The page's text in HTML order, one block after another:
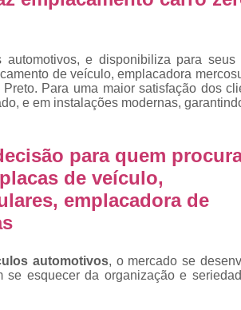
Emplacar Carros
Emplacar
Emplacar Veículo
Empresa de
Empresa de
Empresa
Emplacadora de Veículos
e disponibiliza para seus
de veículo, emplacadora
Para uma maior satisfação dos
e em instalações modernas,
para quem
de veículo,
emplacadora de
automotivos, o mercado se
se esquecer da organização e